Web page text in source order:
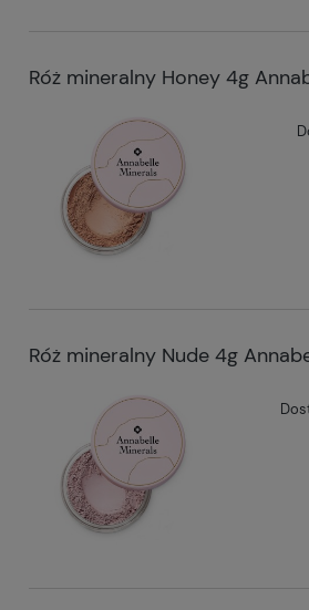
Róż mineralny Honey 4g
Róż mineralny Nude 4g